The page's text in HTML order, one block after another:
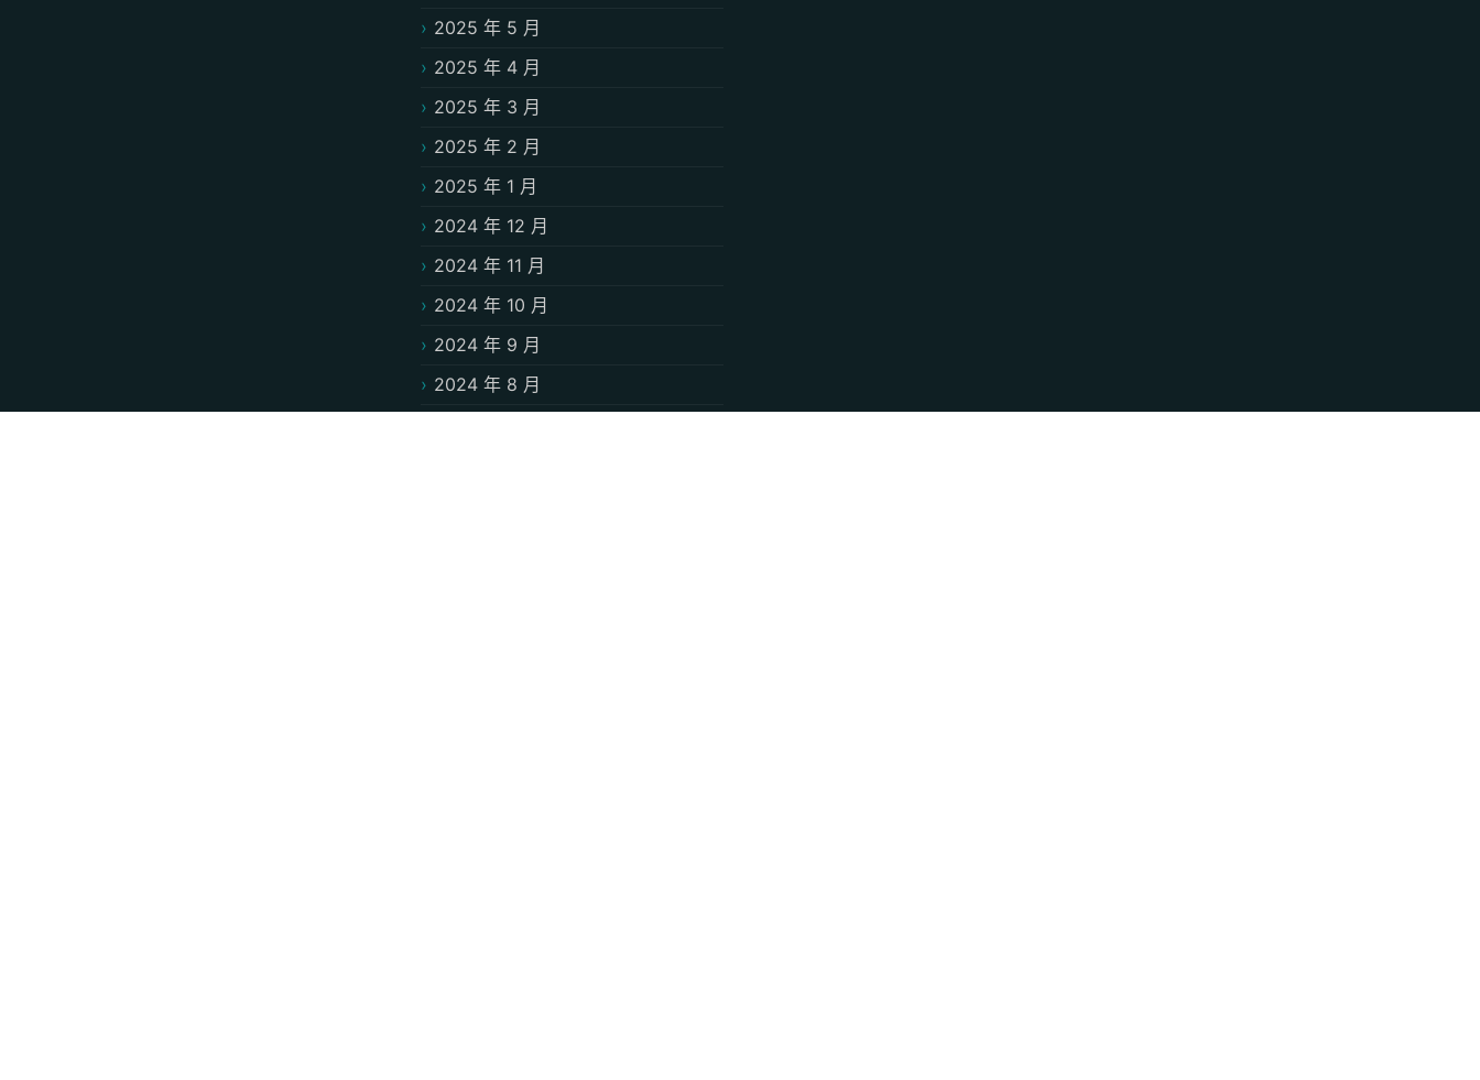
2025 年 5 月
2025 年 4 月
2025 年 3 月
2025 年 2 月
2025 年 1 月
2024 年 12 月
2024 年 11 月
2024 年 10 月
2024 年 9 月
2024 年 8 月